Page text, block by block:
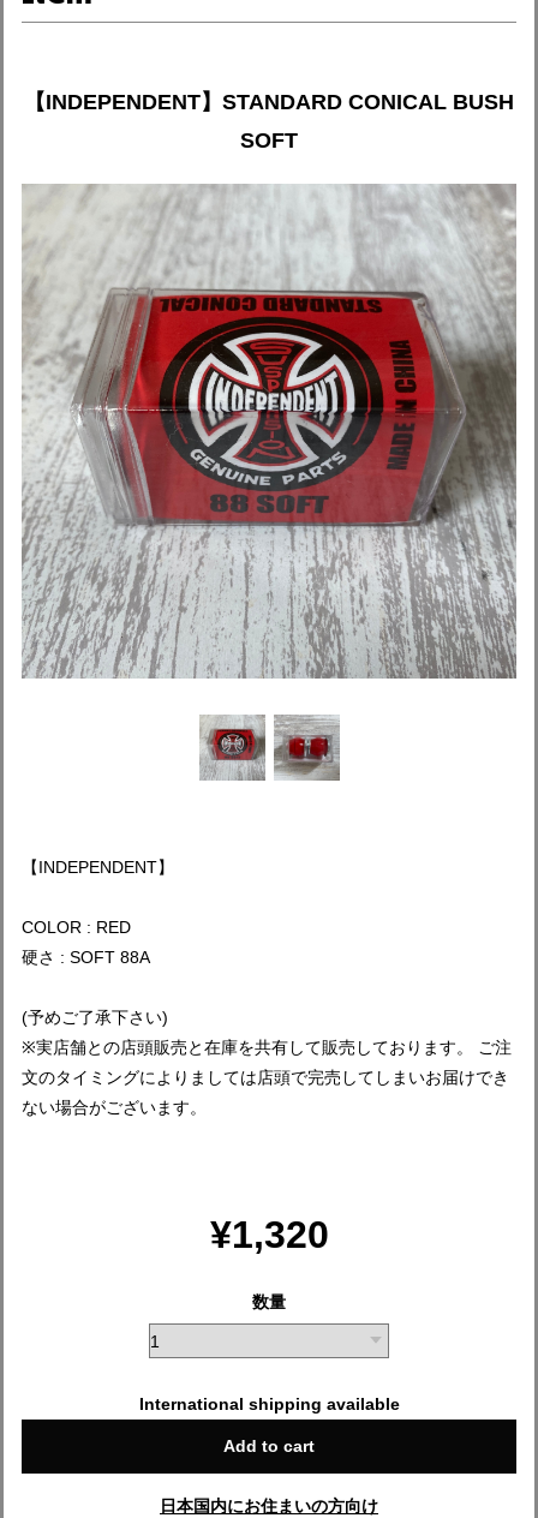
【INDEPENDENT】STANDARD CONICAL BUSH
SOFT
【INDEPENDENT】
COLOR : RED
硬さ : SOFT 88A
(予めご了承下さい)
※実店舗との店頭販売と在庫を共有して販売しております。 ご注
文のタイミングによりましては店頭で完売してしまいお届けでき
ない場合がございます。
¥1,320
数量
International shipping available
Add to cart
日本国内にお住まいの方向け